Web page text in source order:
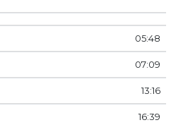
05:48
07:09
13:16
16:39